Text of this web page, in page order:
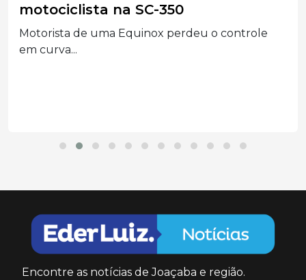
motociclista na SC-350
Motorista de uma Equinox perdeu o controle
em curva...
Encontre as notícias de Joaçaba e região.